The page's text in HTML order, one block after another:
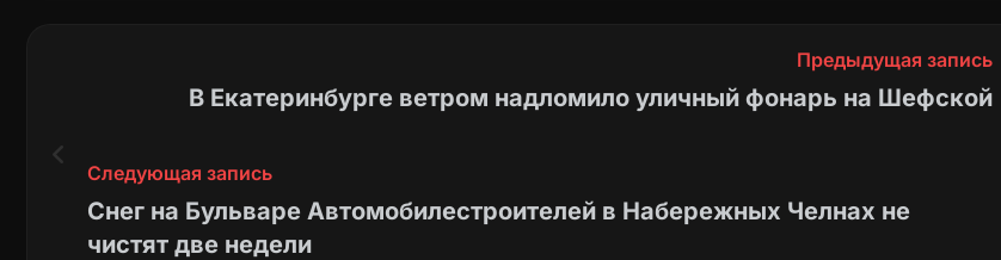
Предыдущая запись
В Екатеринбурге ветром надломило уличный фонарь на Шефской
Следующая запись
Снег на Бульваре Автомобилестроителей в Набережных Челнах не
чистят две недели